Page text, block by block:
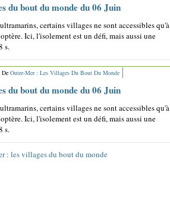
du bout du monde du 06 Juin
certains villages ne sont accessibles qu'à
Ici, l'isolement est un défi, mais aussi une
s.
De Outre-Mer : Les Villages Du Bout Du Monde
du bout du monde du 06 Juin
certains villages ne sont accessibles qu'à
Ici, l'isolement est un défi, mais aussi une
s.
: les villages du bout du monde